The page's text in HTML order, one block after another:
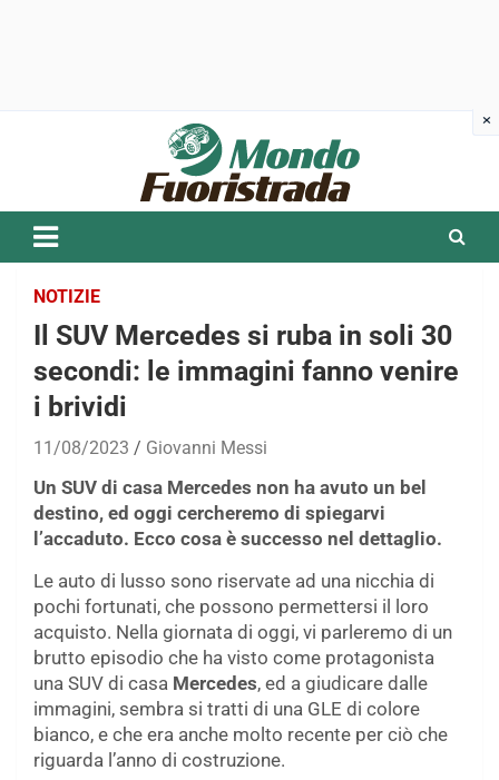
NOTIZIE
Il SUV Mercedes si ruba in soli 30
secondi: le immagini fanno venire
i brividi
11/08/2023 Giovanni Messi
Un SUV di casa Mercedes non ha avuto un bel
destino, ed oggi cercheremo di spiegarvi
l’accaduto. Ecco cosa è successo nel dettaglio.
Le auto di lusso sono riservate ad una nicchia di
pochi fortunati, che possono permettersi il loro
acquisto. Nella giornata di oggi, vi parleremo di un
brutto episodio che ha visto come protagonista
una SUV di casa Mercedes, ed a giudicare dalle
immagini, sembra si tratti di una GLE di colore
bianco, e che era anche molto recente per ciò che
riguarda l’anno di costruzione.